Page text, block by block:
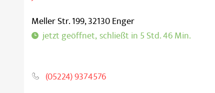
Meller Str. 199,32130Enger
schließt in 5 Std. 46 Min.
(05224) 9374576